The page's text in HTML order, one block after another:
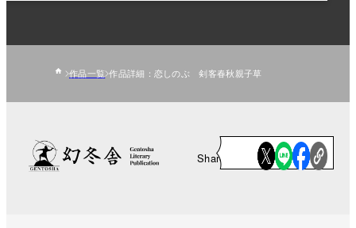
作品一覧 作品詳細：恋しのぶ 剣客春秋親子草
Share